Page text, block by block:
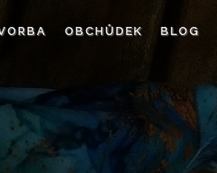
OBCHŮDEK BLOG